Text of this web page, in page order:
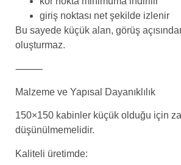
giriş noktası net şekilde izlenir
Bu sayede küçük alan, görüş
oluşturmaz.
⸻
Malzeme ve Yapısal Dayanıklılık
150×150 kabinler küçük olduğu için
düşünülmemelidir.
Kaliteli üretimde: